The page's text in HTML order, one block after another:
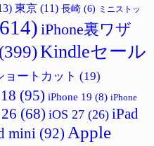
東京 (11) 長崎 (6) ミニストッ
iPhone裏ワザ
(399)Kindleセール
ョートカット (19)
(95) iPhone 19 (8) iPhone
(68) iOS 27 (26) iPad
mini (92) Apple